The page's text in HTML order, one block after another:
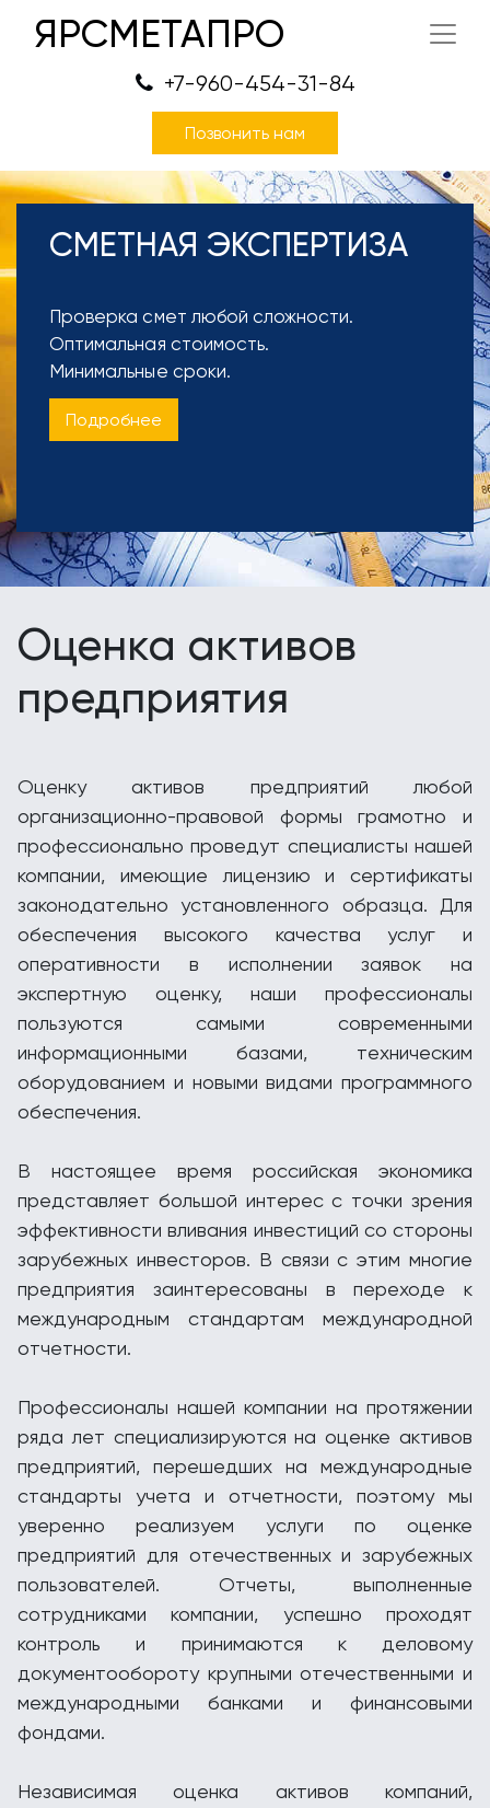
ЯРСМЕТАПРО
+7-960-454-31-84
Позвонить нам
СМЕТНАЯ ЭКСПЕРТИЗА
Проверка смет любой сложности.
Оптимальная стоимость.
Минимальные сроки.
Подробнее
Оценка активов
предприятия
Оценку активов предприятий любой
организационно-правовой формы грамотно и
профессионально проведут специалисты нашей
компании, имеющие лицензию и сертификаты
законодательно установленного образца. Для
обеспечения высокого качества услуг и
оперативности в исполнении заявок на
экспертную оценку, наши профессионалы
пользуются самыми современными
информационными базами, техническим
оборудованием и новыми видами программного
обеспечения.
В настоящее время российская экономика
представляет большой интерес с точки зрения
эффективности вливания инвестиций со стороны
зарубежных инвесторов. В связи с этим многие
предприятия заинтересованы в переходе к
международным стандартам международной
отчетности.
Профессионалы нашей компании на протяжении
ряда лет специализируются на оценке активов
предприятий, перешедших на международные
стандарты учета и отчетности, поэтому мы
уверенно реализуем услуги по оценке
предприятий для отечественных и зарубежных
пользователей. Отчеты, выполненные
сотрудниками компании, успешно проходят
контроль и принимаются к деловому
документообороту крупными отечественными и
международными банками и финансовыми
фондами.
Независимая оценка активов компаний,